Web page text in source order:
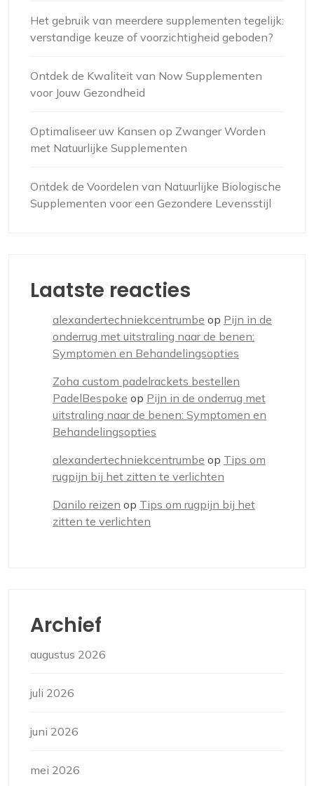
Het gebruik van meerdere supplementen tegelijk:
verstandige keuze of voorzichtigheid geboden?
Ontdek de Kwaliteit van Now Supplementen
voor Jouw Gezondheid
Optimaliseer uw Kansen op Zwanger Worden
met Natuurlijke Supplementen
Ontdek de Voordelen van Natuurlijke Biologische
Supplementen voor een Gezondere Levensstijl
Laatste reacties
alexandertechniekcentrumbe op Pijn in de
onderrug met uitstraling naar de benen:
Symptomen en Behandelingsopties
Zoha custom padelrackets bestellen
PadelBespoke op Pijn in de onderrug met
uitstraling naar de benen: Symptomen en
Behandelingsopties
alexandertechniekcentrumbe op Tips om
rugpijn bij het zitten te verlichten
Danilo reizen op Tips om rugpijn bij het
zitten te verlichten
Archief
augustus 2026
juli 2026
juni 2026
mei 2026